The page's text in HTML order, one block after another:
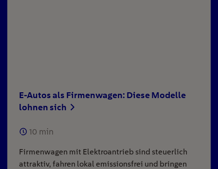
E-Autos als Firmenwagen: Diese Modelle
lohnen sich
10 min
Firmenwagen mit Elektroantrieb sind steuerlich
attraktiv, fahren lokal emissionsfrei und bringen